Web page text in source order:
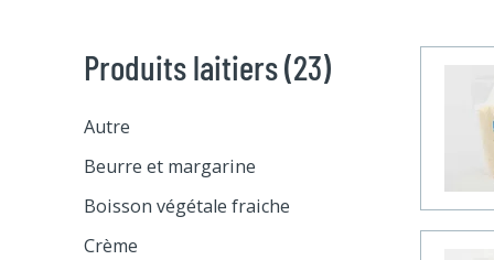
Produits laitiers (23)
Autre
Beurre et margarine
Beurre
Margarine
Boisson végétale fraiche
Crème